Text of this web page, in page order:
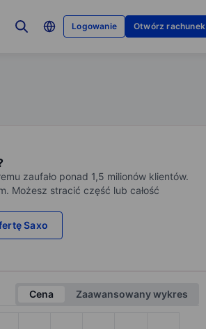
Logowanie Otwórz rachunek
zaufało ponad 1,5 milionów klientów.
Możesz stracić część lub całość
Saxo
Cena
Zaawansowany wykres